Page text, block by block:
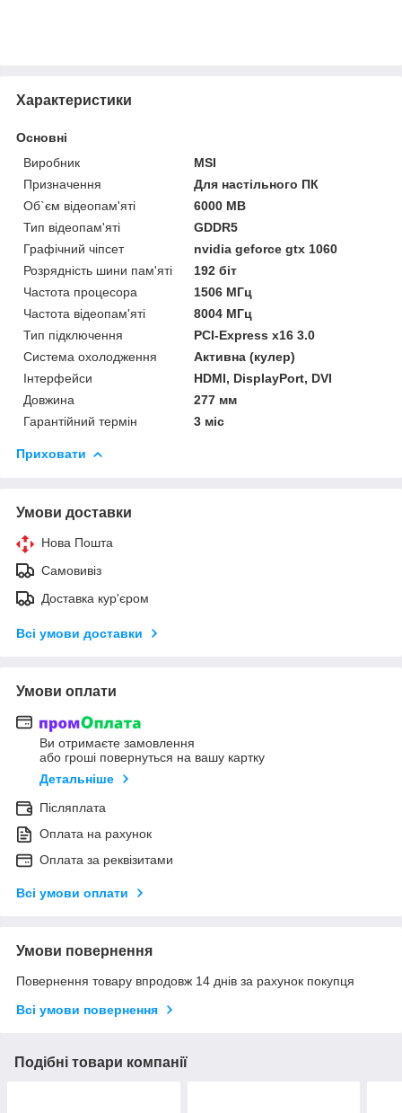
Характеристики
Основні
Виробник
MSI
Призначення
Для настільного ПК
Об`єм відеопам'яті
6000 MB
Тип відеопам'яті
GDDR5
Графічний чіпсет
nvidia geforce gtx 1060
Розрядність шини пам'яті
192 біт
Частота процесора
1506 МГц
Частота відеопам'яті
8004 МГц
Тип підключення
PCI-Express x16 3.0
Система охолодження
Активна (кулер)
Інтерфейси
HDMI, DisplayPort, DVI
Довжина
277 мм
Гарантійний термін
3 міс
Приховати
Умови доставки
Нова Пошта
Самовивіз
Доставка кур'єром
Всі умови доставки
Умови оплати
Ви отримаєте замовлення
або гроші повернуться на вашу картку
Детальніше
Післяплата
Оплата на рахунок
Оплата за реквізитами
Всі умови оплати
Умови повернення
Повернення товару впродовж 14 днів за рахунок покупця
Всі умови повернення
Подібні товари компанії